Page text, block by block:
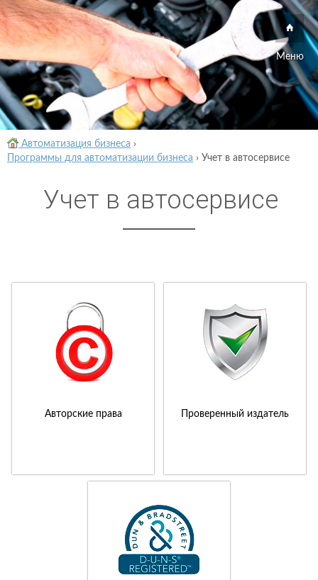
Меню
Автоматизация бизнеса ›
Программы для автоматизации бизнеса › Учет в автосервисе
Учет в автосервисе
Авторские права Проверенный издатель